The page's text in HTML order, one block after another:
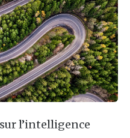
l’intelligence